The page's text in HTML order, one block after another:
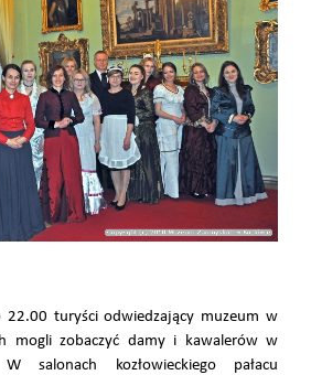
turyści odwiedzający muzeum w
mogli zobaczyć damy i kawalerów w
salonach kozłowieckiego pałacu